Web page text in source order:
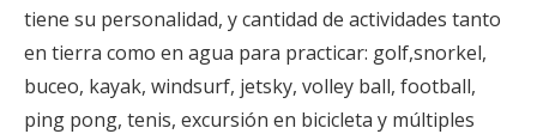
tiene su personalidad, y cantidad de actividades tanto
en tierra como en agua para practicar: golf,snorkel,
buceo, kayak, windsurf, jetsky, volley ball, football,
ping pong, tenis, excursión en bicicleta y múltiples